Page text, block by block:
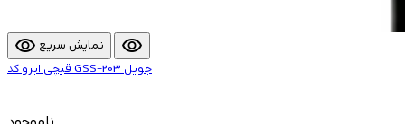
visibility نمایش سریع visibility
قیچی ابرو کد GSS-203 جویل